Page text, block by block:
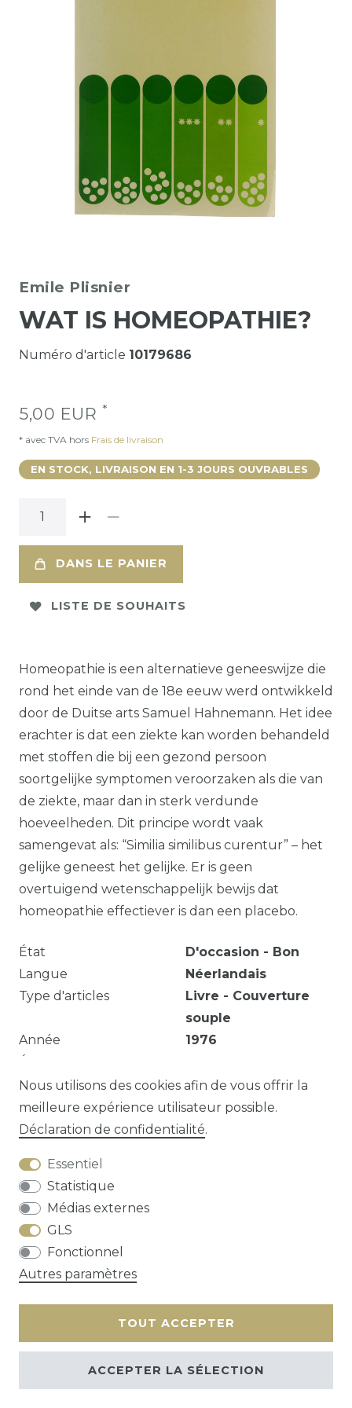
Emile Plisnier
WAT IS HOMEOPATHIE?
Numéro d'article 10179686
5,00 EUR *
* avec TVA hors Frais de livraison
EN STOCK, LIVRAISON EN 1-3 JOURS OUVRABLES
DANS LE PANIER
LISTE DE SOUHAITS
Homeopathie is een alternatieve geneeswijze die
rond het einde van de 18e eeuw werd ontwikkeld
door de Duitse arts Samuel Hahnemann. Het idee
erachter is dat een ziekte kan worden behandeld
met stoffen die bij een gezond persoon
soortgelijke symptomen veroorzaken als die van
de ziekte, maar dan in sterk verdunde
hoeveelheden. Dit principe wordt vaak
samengevat als: “Similia similibus curentur” – het
gelijke geneest het gelijke. Er is geen
overtuigend wetenschappelijk bewijs dat
homeopathie effectiever is dan een placebo.
État
D'occasion - Bon
Langue
Néerlandais
Type d'articles
Livre - Couverture
souple
Année
1976
Nombre de pages
222 pages
Question sur cet article?
Droit de rétractation
confidentialité
Nous utilisons des cookies afin de vous offrir la
meilleure expérience utilisateur possible.
Déclaration de confidentialité.
Essentiel
Statistique
Médias externes
GLS
Fonctionnel
Autres paramètres
TOUT ACCEPTER
ACCEPTER LA SÉLECTION